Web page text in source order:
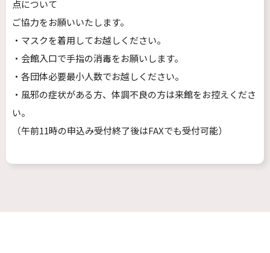
点について
ご協力をお願いいたします。
・マスクを着用してお越しください。
・会館入口で手指の消毒をお願いします。
・各団体必要最小人数でお越しください。
・風邪の症状がある方、体調不良の方は来館をお控えくださ
い。
（午前11時の申込み受付終了後はFAXでも受付可能）